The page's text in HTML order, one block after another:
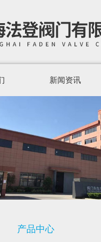
新闻资讯
产品中心